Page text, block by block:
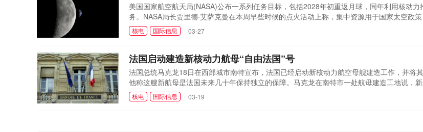
美国国家航空航天局(NASA)公布一系列任务目标，包括2028年初重返月球，同年利用核动
务。NASA局长贾里德·艾萨克曼在本周早些时候的点火活动上称，集中资源用于国家太空政
挥美国人力与工业能力，未来几年除重返月球和建基地外，还将取得更多成就。相关公告凸显
实验室向太空应用过渡的重大进展。NASA计划2028年底前发射首艘核动力星际飞船自由号
核电 国际信息 03-27
法国启动建造新核动力航母“自由法国”号
法国总统马克龙18日在西部城市南特宣布，法国已经启动新核动力航空母舰建造工作，并将
他称这艘新航母是法国未来几十年保持独立的保障。马克龙在南特市一处航母建造工地说，
近100亿欧元，能够创造就业岗位、惠及本国企业、发展国防工业。他强调，没有强大的国防
依附、战略附庸和经济屈服。据法国媒体报道，新航母满载排水量超过7万吨，将成为欧洲吨
核电 国际信息 03-19